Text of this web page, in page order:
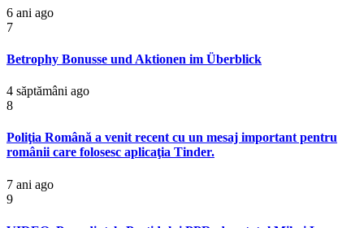
6 ani ago
7
Betrophy Bonusse und Aktionen im Überblick
4 săptămâni ago
8
Poliţia Română a venit recent cu un mesaj important pentru
românii care folosesc aplicaţia Tinder.
7 ani ago
9